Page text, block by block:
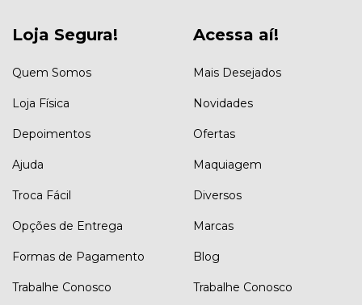
Loja Segura!
Quem Somos
Loja Física
Depoimentos
Ajuda
Troca Fácil
Opções de Entrega
Formas de Pagamento
Trabalhe Conosco
Acessa aí!
Mais Desejados
Novidades
Ofertas
Maquiagem
Diversos
Marcas
Blog
Trabalhe Conosco